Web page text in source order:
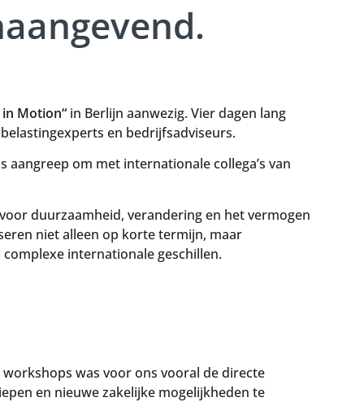
in Motion“ in Berlijn aanwezig. Vier dagen lang
en bedrijfsadviseurs.
om met internationale collega’s van
duurzaamheid, verandering en het vermogen
niet alleen op korte termijn, maar
internationale geschillen.
was voor ons vooral de directe
en nieuwe zakelijke mogelijkheden te